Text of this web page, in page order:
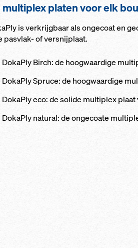
mul­ti­plex platen voor elk
is ver­krijg­baar als on­ge­coat en
pas­vlak- of ver­s­nij­plaat.
DokaPly Birch: de hoog­waar­di­ge
DokaPly Spru­ce: de hoog­waar­di­ge
DokaPly eco: de so­li­de mul­ti­plex
DokaPly na­tu­ral: de on­ge­coa­te